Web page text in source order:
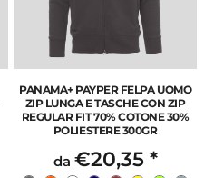
PANAMA+ PAYPER FELPA UOMO
ZIP LUNGA E TASCHE CON ZIP
REGULAR FIT 70% COTONE 30%
POLIESTERE 300GR
da €20,35 *